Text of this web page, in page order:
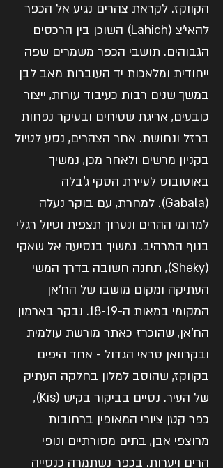
הקווקז. לקראת צהרים נגיע אל הכפר
להאי'צ (Lahich) השוכן בין הרכסים
הגבוהים. תושבי הכפר משמרים שפה
ייחודית ומלאכות יד העוברות מאב לבן
במשך שנים רבות כעיבוד עורות, ייצור
כובעים, אריגת שטיחים ובעיקר נפחות
ברזל ונחושת. אחר הצהרים, נסע לטיול
בקניון מרשים ולאחר מכן, נמשיך
באוטובוס לעיירת הסקי ג'בלה
(Gabala). למחרת, עם בוקר נעלה
למרומי ההרים ונערוך תצפית וטיול רגלי
בנוף המרהיב. נמשיך בנסיעה אל שאקי
(Sheky), תחנה חשובה בדרך המשי
העתיקה ומקום מושבו של הח'אן
המקומי במאות ה-18-19. נבקר בארמון
הח'אן, שהוכרז כאתר מורשת עולמית
ובקרוואן סראי הגדול - אחד היפים
בקווקז, שהוסב למלון בחלקה העתיק
של העיר. נסיים בביקור בקיש (Kis),
כפר קטן ציורי המאופין ברחובות
מרוצפי אבן, בתים מסורתיים ונופי
הרים ויערות. בכפר נשתמרה כנסייה